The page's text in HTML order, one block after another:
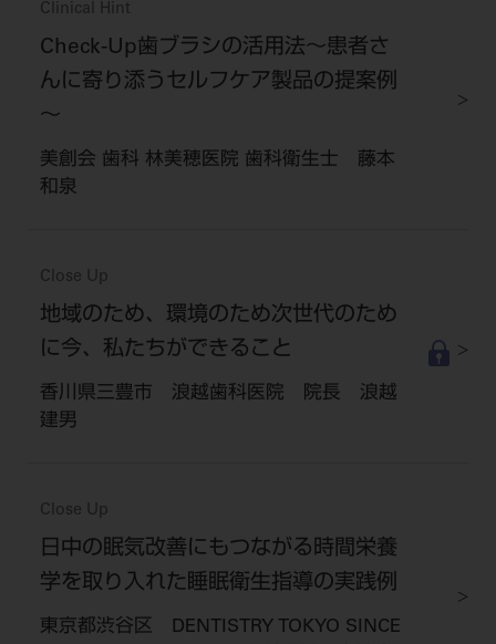
Clinical Hint
Check-Up歯ブラシの活用法～患者さ
んに寄り添うセルフケア製品の提案例
～
美創会 歯科 林美穂医院 歯科衛生士 藤本
和泉
Close Up
地域のため、環境のため次世代のため
に今、私たちができること
香川県三豊市 浪越歯科医院 院長 浪越
建男
Close Up
日中の眠気改善にもつながる時間栄養
学を取り入れた睡眠衛生指導の実践例
東京都渋谷区 DENTISTRY TOKYO SINCE